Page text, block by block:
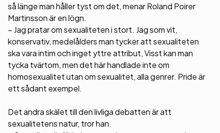
så länge man håller tyst om det, menar Roland Poirer
Martinsson är en lögn.
– Jag pratar om sexualiteten i stort. Jag som vit,
konservativ, medelålders man tycker att sexualiteten
ska vara intim och inget yttre attribut, Visst kan man
tycka tvärtom, men det här handlade inte om
homosexualitet utan om sexualitet, alla genrer. Pride är
ett sådant exempel.
Det andra skälet till den livliga debatten är att
sexualitetens natur, tror han.